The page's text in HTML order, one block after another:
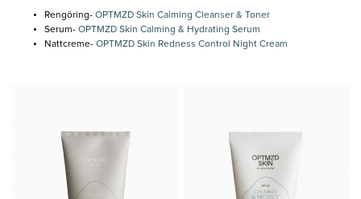
Rengöring- OPTMZD Skin Calming Cleanser & Toner
Serum- OPTMZD Skin Calming & Hydrating Serum
Nattcreme- OPTMZD Skin Redness Control Night Cream